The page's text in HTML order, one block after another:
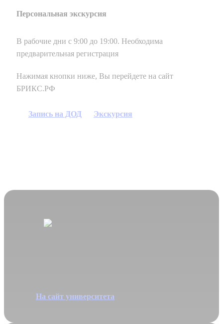
Персональная экскурсия
В рабочие дни с 9:00 до 19:00. Необходима
предварительная регистрация
Нажимая кнопки ниже, Вы перейдете на сайт
БРИКС.РФ
Запись на ДОД Экскурсия
На сайт университета